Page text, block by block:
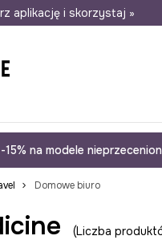
salonów 30 dni na
aplikację i skorzystaj »
na modele
Domowe biuro
Liczba